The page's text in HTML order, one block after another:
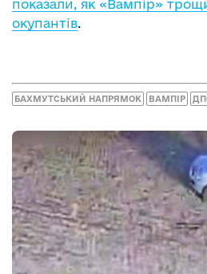
показали, як «Вампір»
окупантів.
БАХМУТСЬКИЙ НАПРЯМОК ВАМПІР